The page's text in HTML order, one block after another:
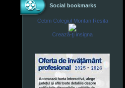
Social bookmarks
Cebm Colegiul Montan Resita
Crează-ţi insigna